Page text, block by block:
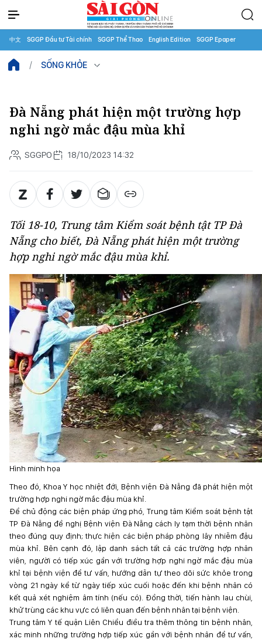
中文 SGGP Đầu tư Tài chính SGGP Thể Thao English Edition SGGP Epaper
SỐNG KHỎE
Đà Nẵng phát hiện một trường hợp
nghi ngờ mắc đậu mùa khỉ
SGGPO 18/10/2023 14:32
Tối 18-10, Trung tâm Kiểm soát bệnh tật TP Đà
Nẵng cho biết, Đà Nẵng phát hiện một trường
hợp nghi ngờ mắc đậu mùa khỉ.
Hình minh họa
Theo đó, Khoa Y học nhiệt đới, Bệnh viện Đà Nẵng đã phát hiện một
trường hợp nghi ngờ mắc đậu mùa khỉ.
Để chủ động các biện pháp ứng phó, Trung tâm Kiểm soát bệnh tật
TP Đà Nẵng đề nghị Bệnh viện Đà Nẵng cách ly tạm thời bệnh nhân
theo đúng quy định; thực hiện các biện pháp phòng lây nhiễm đậu
mùa khỉ. Bên cạnh đó, lập danh sách tất cả các trường hợp nhân
viên, người có tiếp xúc gần với trường hợp nghi ngờ mắc đậu mùa
khỉ tại bệnh viện để tư vấn, hướng dẫn tự theo dõi sức khỏe trong
vòng 21 ngày kể từ ngày tiếp xúc cuối hoặc đến khi bệnh nhân có
kết quả xét nghiệm âm tính (nếu có). Đồng thời, tiến hành lau chùi,
khử trùng các khu vực có liên quan đến bệnh nhân tại bệnh viện.
Trung tâm Y tế quận Liên Chiểu điều tra thêm thông tin bệnh nhân,
xác minh những trường hợp tiếp xúc gần với bệnh nhân để tư vấn,